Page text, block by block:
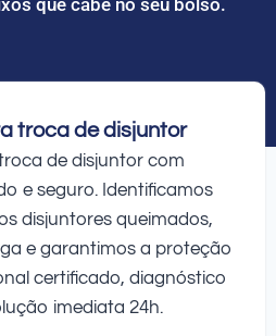
troca de disjuntor
de disjuntor com
e seguro. Identificamos
disjuntores queimados,
e garantimos a proteção
certificado, diagnóstico
imediata 24h.